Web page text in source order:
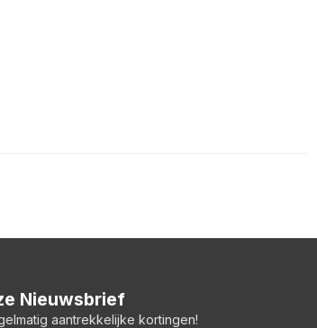
Nieuwsbrief
aantrekkelijke kortingen!